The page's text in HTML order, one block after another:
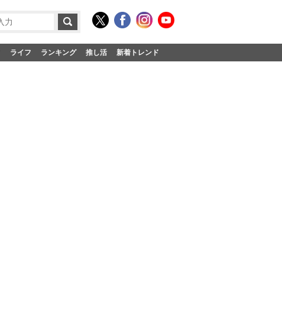
ライフ ランキング 推し活 新着トレンド